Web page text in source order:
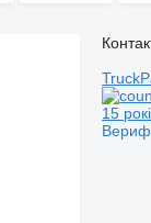
15